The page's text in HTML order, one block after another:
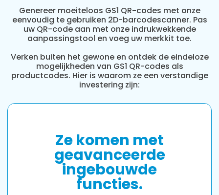
Genereer moeiteloos GS1 QR-codes met onze
eenvoudig te gebruiken 2D-barcodescanner. Pas
uw QR-code aan met onze indrukwekkende
aanpassingstool en voeg uw merkkit toe.
Verken buiten het gewone en ontdek de eindeloze
mogelijkheden van GS1 QR-codes als
productcodes. Hier is waarom ze een verstandige
investering zijn:
Ze komen met
geavanceerde
ingebouwde
functies.